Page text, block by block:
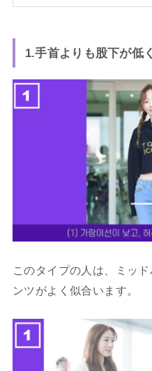
1.手首よりも股下が低
このタイプの人は、ミッ
ンツがよく似合います。